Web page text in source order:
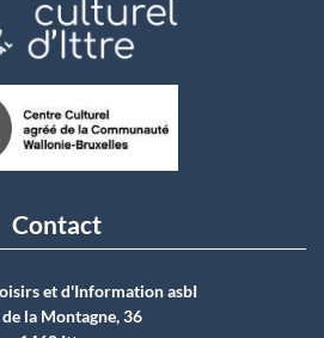
Contact
et d'Information asbI
de la Montagne, 36